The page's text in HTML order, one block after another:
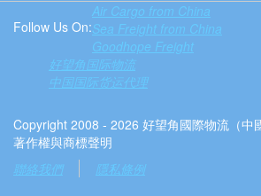
Follow Us On:
Air Cargo from China
Sea Freight from China
Goodhope Freight
好望角国际物流
中国国际货运代理
Copyright 2008 - 2026 好望角國際物流（中
著作權與商標聲明
聯絡我們
隱私條例